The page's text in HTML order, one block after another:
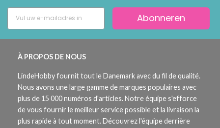
Abonneren
À PROPOS DE NOUS
LindeHobby fournit tout le Danemark avec du fil de qualité.
Nous avons une large gamme de marques populaires avec
plus de 15 000 numéros d'articles. Notre équipe s'efforce
de vous fournir le meilleur service possible et la livraison la
plus rapide à tout moment. Découvrez l'équipe derrière